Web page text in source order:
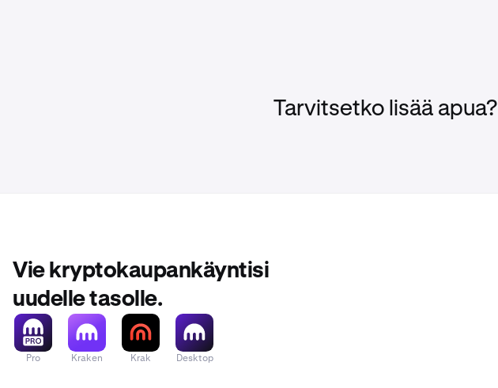
Tarvitsetko lisää apua?
Vie kryptokaupankäyntisi
uudelle tasolle.
Pro Kraken Krak Desktop